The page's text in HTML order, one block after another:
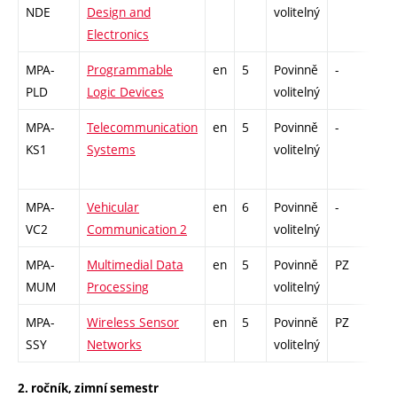
NDE
Design and
Electronics
volitelný
MPA-
PLD
Programmable
Logic Devices
en 5
Povinně
volitelný
-
MPA-
KS1
Telecommunication
Systems
en 5
Povinně
volitelný
-
MPA-
VC2
Vehicular
Communication 2
en 6
Povinně
volitelný
-
MPA-
MUM
Multimedial Data
Processing
en 5
Povinně
volitelný
PZ
MPA-
SSY
Wireless Sensor
Networks
en 5
Povinně
volitelný
PZ
2. ročník, zimní semestr